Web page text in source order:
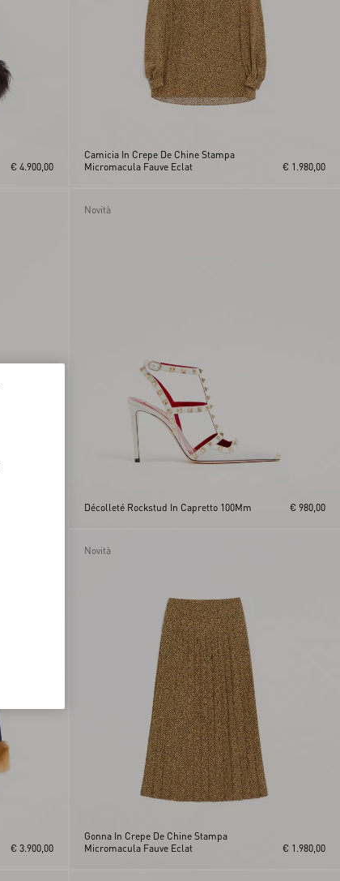
€ 4.900,00
Camicia In Crepe De Chine Stampa
Micromacula Fauve Eclat
€ 1.980,00
Novità
Décolleté Rockstud In Capretto 100Mm € 980,00
€ 3.900,00
Novità
Gonna In Crepe De Chine Stampa
Micromacula Fauve Eclat
€ 1.980,00